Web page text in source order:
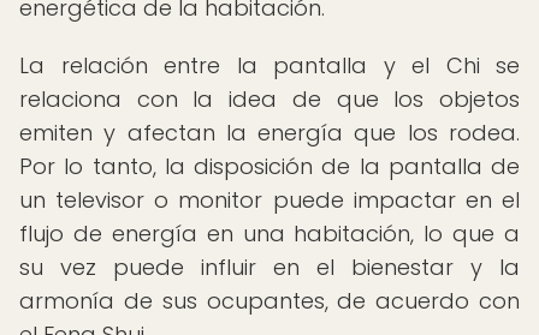
energética de la habitación.
La relación entre la pantalla y el Chi se
relaciona con la idea de que los objetos
emiten y afectan la energía que los rodea.
Por lo tanto, la disposición de la pantalla de
un televisor o monitor puede impactar en el
flujo de energía en una habitación, lo que a
su vez puede influir en el bienestar y la
armonía de sus ocupantes, de acuerdo con